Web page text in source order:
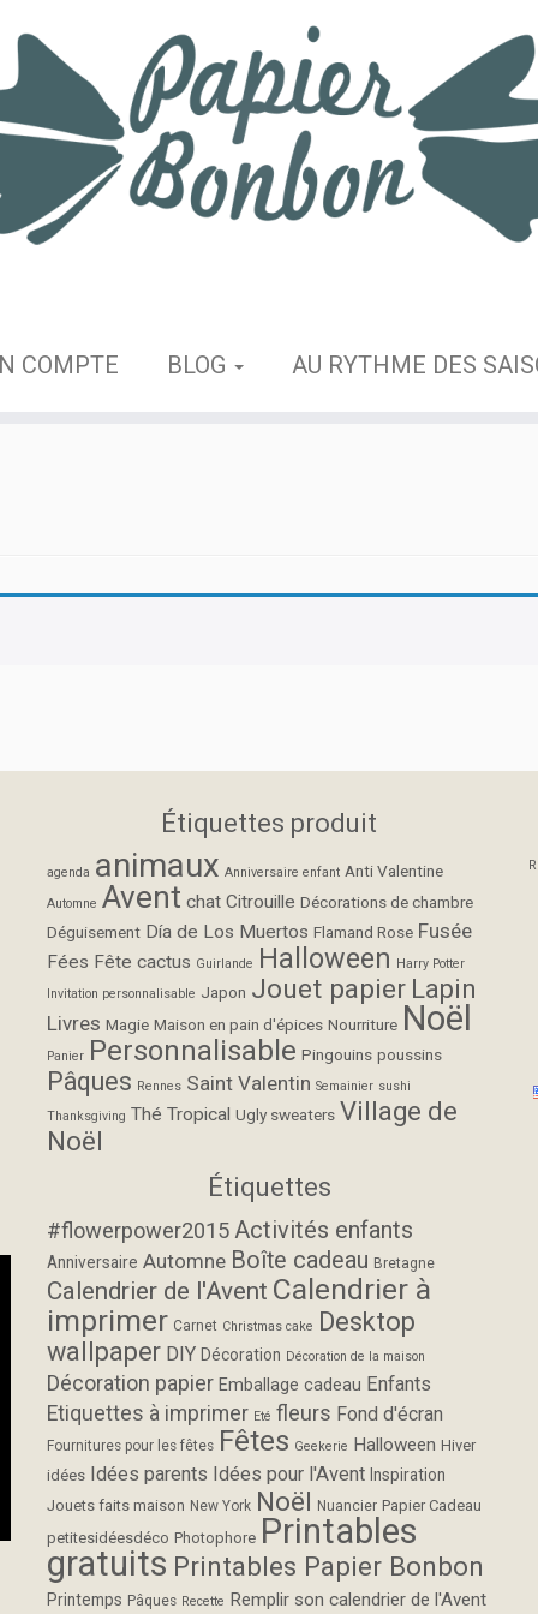
COMPTE BLOG AU RYTHME DES
Étiquettes produit
agenda animaux Anniversaire enfant Anti Valentine
Automne Avent chat Citrouille Décorations de chambre
Déguisement Día de Los Muertos Flamand Rose Fusée
Fées Fête cactus Guirlande Halloween Harry Potter
Invitation personnalisable Japon Jouet papier Lapin
Livres Magie Maison en pain d'épices Nourriture Noël
Panier Personnalisable Pingouins poussins
Pâques Rennes Saint Valentin Semainier sushi
Thanksgiving Thé Tropical Ugly sweaters Village de
Noël
Étiquettes
#flowerpower2015Activités enfants
Anniversaire Automne Boîte cadeau Bretagne
Calendrier de l'Avent Calendrier à
imprimer Carnet Christmas cake Desktop
wallpaper DIY Décoration Décoration de la maison
Décoration papier Emballage cadeau Enfants
Etiquettes à imprimer Eté fleurs Fond d'écran
Fournitures pour les fêtes Fêtes Geekerie Halloween Hiver
idées Idées parents Idées pour l'Avent Inspiration
Jouets faits maison New York Noël Nuancier Papier Cadeau
petitesidéesdéco Photophore Printables
gratuits Printables Papier Bonbon
Printemps Pâques Recette Remplir son calendrier de l'Avent